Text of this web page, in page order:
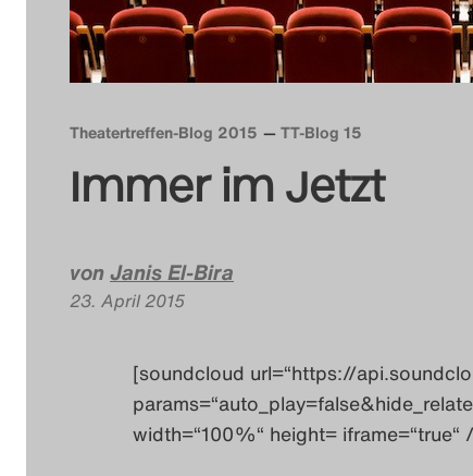
Theatertreffen-Blog 2015 TT-Blog 15
Immer im Jetzt
vonJanis El-Bira
23. April 2015
[soundcloud url=“https://
width=“100%“ height= iframe=“true“